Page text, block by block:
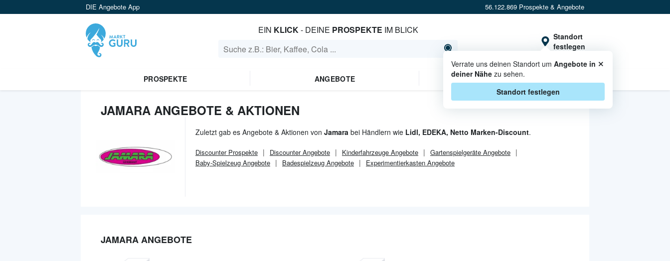
DIE Angebote App 56.122.869 Prospekte & Angebote
EIN KLICK- DEINE PROSPEKTE IM BLICK
Standort
festlegen
Verrate uns deinen Standort umAngebote in
deiner Nähe zu sehen.
Standort festlegen
×
PROSPEKTE ANGEBOTE CASHBACK
JAMARA ANGEBOTE & AKTIONEN
Zuletzt gab es Angebote & Aktionen von Jamara bei Händlern wie Lidl, EDEKA, Netto Marken-Discount.
DiscounterProspekte DiscounterAngebote Kinderfahrzeuge Angebote
Gartenspielgeräte Angebote
Baby-Spielzeug Angebote
Badespielzeug Angebote Experimentierkasten Angebote
JAMARA ANGEBOTE